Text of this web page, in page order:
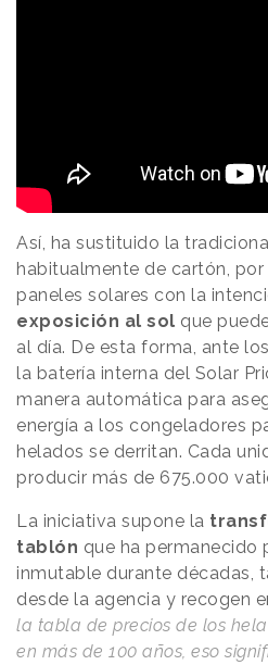
Así, ha sustituido la
habitualmente de cartón,
paneles solares con la
exposición al sol que
al día. De esta forma, ante
la batería interna del Solar
manera automática para
energía a los congeladores
helados se derritan. Cada
producir más de 675.000
La iniciativa supone la
tablón que ha permanecido
inmutable durante décadas,
desde la agencia y recogen
la tabla de precios de los
en más de 100 años, eso